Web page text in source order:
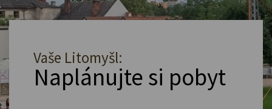
Vaše Litomyšl:
Naplánujte si pobyt